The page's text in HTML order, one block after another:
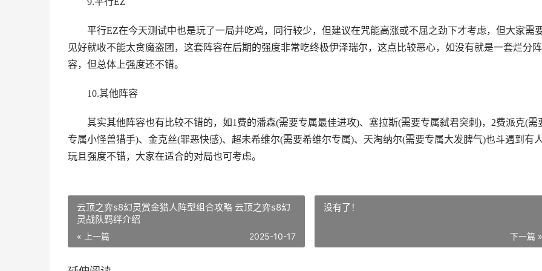
平行EZ在今天测试中也是玩了一局并吃鸡，同行较少，但建议在咒能高涨或不屈之劲下才考虑，但大家需
见好就收不能太贪魔盗团，这套阵容在后期的强度非常吃终极伊泽瑞尔，这点比较恶心，如没有就是一套烂分阵
容，但总体上强度还不错。
10.其他阵容
其实其他阵容也有比较不错的，如1费的潘森(需要专属最佳进攻)、塞拉斯(需要专属弑君突刺)，2费派克(需
专属小怪兽猎手)、金克丝(罪恶快感)、超未希维尔(需要希维尔专属)、天淘纳尔(需要专属大发脾气)也斗遇到有人
玩且强度不错，大家在适合的对局也可考虑。
云顶之弈s8幻灵赏金猎人阵型组合攻略 云顶之弈s8幻
灵战队羁绊介绍
« 上一篇 2025-10-17
没有了！
下一篇 »